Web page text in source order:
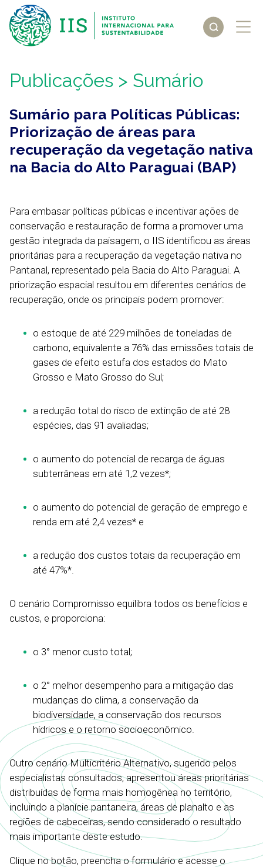
Publicações > Sumário
Sumário para Políticas Públicas:
Priorização de áreas para
recuperação da vegetação nativa
na Bacia do Alto Paraguai (BAP)
Para embasar políticas públicas e incentivar ações de
conservação e restauração de forma a promover uma
gestão integrada da paisagem, o IIS identificou as áreas
prioritárias para a recuperação da vegetação nativa no
Pantanal, representado pela Bacia do Alto Paraguai. A
priorização espacial resultou em diferentes cenários de
recuperação, onde os principais podem promover:
o estoque de até 229 milhões de toneladas de
carbono, equivalente a 76% das emissões totais de
gases de efeito estufa dos estados do Mato
Grosso e Mato Grosso do Sul;
a redução total do risco de extinção de até 28
espécies, das 91 avaliadas;
o aumento do potencial de recarga de águas
subterrâneas em até 1,2 vezes*;
o aumento do potencial de geração de emprego e
renda em até 2,4 vezes* e
a redução dos custos totais da recuperação em
até 47%*.
O cenário Compromisso equilibra todos os benefícios e
custos, e proporciona:
o 3° menor custo total;
o 2° melhor desempenho para a mitigação das
mudanças do clima, a conservação da
biodiversidade, a conservação dos recursos
hídricos e o retorno socioeconômico.
Outro cenário Multicritério Alternativo, sugerido pelos
especialistas consultados, apresentou áreas prioritárias
distribuídas de forma mais homogênea no território,
incluindo a planície pantaneira, áreas de planalto e as
regiões de cabeceiras, sendo considerado o resultado
mais importante deste estudo.
Clique no botão, preencha o formulário e acesse o